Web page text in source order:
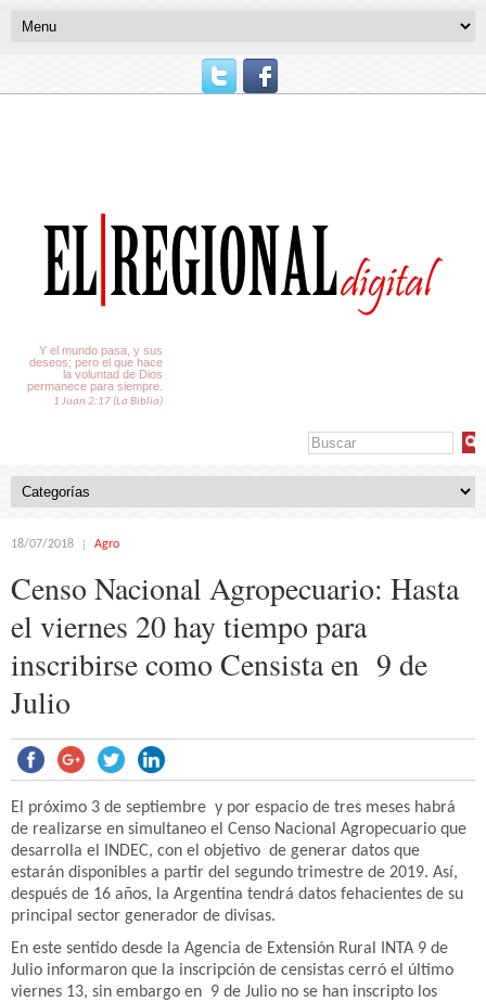
Y el mundo pasa, y sus
deseos; pero el que hace
la voluntad de Dios
permanece para siempre.
1 Juan 2:17 (La Biblia)
18/07/2018 Agro
Censo Nacional Agropecuario: Hasta
el viernes 20 hay tiempo para
inscribirse como Censista en 9 de
Julio
El próximo 3 de septiembre y por espacio de tres meses habrá
de realizarse en simultaneo el Censo Nacional Agropecuario que
desarrolla el INDEC, con el objetivo de generar datos que
estarán disponibles a partir del segundo trimestre de 2019. Así,
después de 16 años, la Argentina tendrá datos fehacientes de su
principal sector generador de divisas.
En este sentido desde la Agencia de Extensión Rural INTA 9 de
Julio informaron que la inscripción de censistas cerró el último
viernes 13, sin embargo en 9 de Julio no se han inscripto los